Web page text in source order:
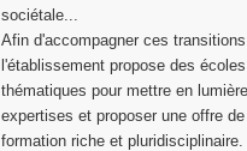
sociétale...
Afin d'accompagner ces transitions,
l'établissement propose des écoles
thématiques pour mettre en
expertises et proposer une offre de
formation riche et pluridisciplinaire.